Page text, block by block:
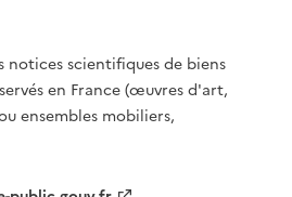
notices scientifiques de biens
en France (œuvres d'art,
ensembles mobiliers,